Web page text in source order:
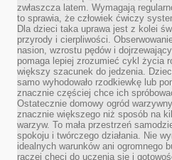
zwłaszcza latem. Wymagają
to sprawia, że człowiek ćwiczy
Dla dzieci taka uprawa jest z kolei
przyrody i cierpliwości.
nasion, wzrostu pędów i
pomaga lepiej zrozumieć cykl życia
większy szacunek do jedzenia.
samo wyhodowało rzodkiewkę lub
znacznie częściej chce ich
Ostatecznie domowy ogród
znacznie większego niż sposób na
warzyw. To mała przestrzeń
spokoju i twórczego działania. Nie
idealnych warunków ani ogromnego
raczej chęci do uczenia się i